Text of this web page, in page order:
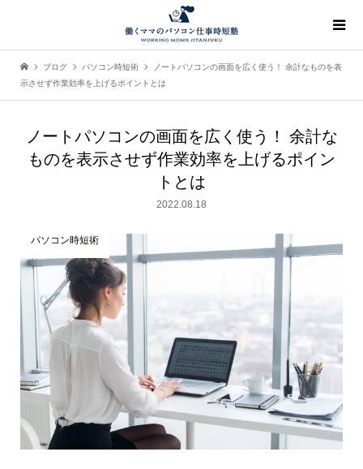
ブログ パソコン時短術
ノートパソコンの画面を広く使う！ 余計なものを表
示させず作業効率を上げるポイントとは
ノートパソコンの画面を広く使う！ 余計な
ものを表示させず作業効率を上げるポイン
トとは
2022.08.18
パソコン時短術